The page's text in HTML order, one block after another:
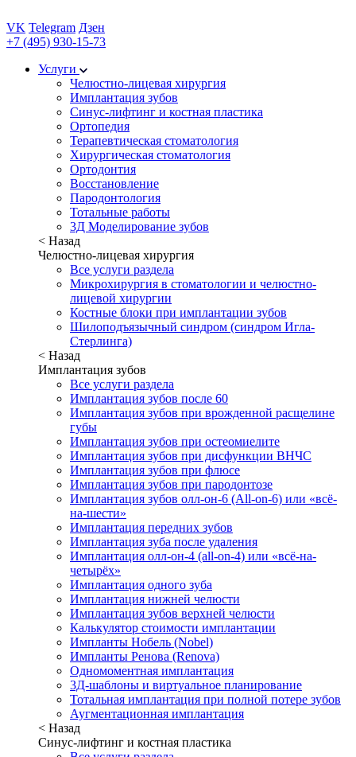
VK Telegram Дзен
+7 (495) 930-15-73
Услуги
Челюстно-лицевая хирургия
Имплантация зубов
Синус-лифтинг и костная пластика
Ортопедия
Терапевтическая стоматология
Хирургическая стоматология
Ортодонтия
Восстановление
Пародонтология
Тотальные работы
3Д Моделирование зубов
< Назад
Челюстно-лицевая хирургия
Все услуги раздела
Микрохирургия в стоматологии и челюстно-
лицевой хирургии
Костные блоки при имплантации зубов
Шилоподъязычный синдром (синдром Игла-
Стерлинга)
< Назад
Имплантация зубов
Все услуги раздела
Имплантация зубов после 60
Имплантация зубов при врожденной расщелине
губы
Имплантация зубов при остеомиелите
Имплантация зубов при дисфункции ВНЧС
Имплантация зубов при флюсе
Имплантация зубов при пародонтозе
Имплантация зубов олл-он-6 (All-on-6) или «всё-
на-шести»
Имплантация передних зубов
Имплантация зуба после удаления
Имплантация олл-он-4 (all-on-4) или «всё-на-
четырёх»
Имплантация одного зуба
Имплантация нижней челюсти
Имплантация зубов верхней челюсти
Калькулятор стоимости имплантации
Импланты Нобель (Nobel)
Импланты Ренова (Renova)
Одномоментная имплантация
3Д-шаблоны и виртуальное планирование
Тотальная имплантация при полной потере зубов
Аугментационная имплантация
< Назад
Синус-лифтинг и костная пластика